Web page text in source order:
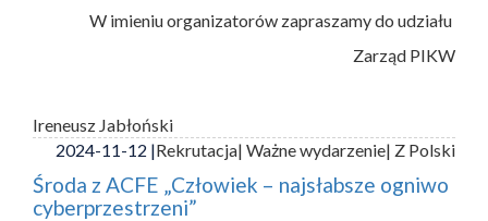
W imieniu organizatorów zapraszamy do udziału
Zarząd PIKW
Ireneusz Jabłoński
2024-11-12 |Rekrutacja| Ważne wydarzenie| Z Polski
Środa z ACFE „Człowiek – najsłabsze ogniwo
cyberprzestrzeni”